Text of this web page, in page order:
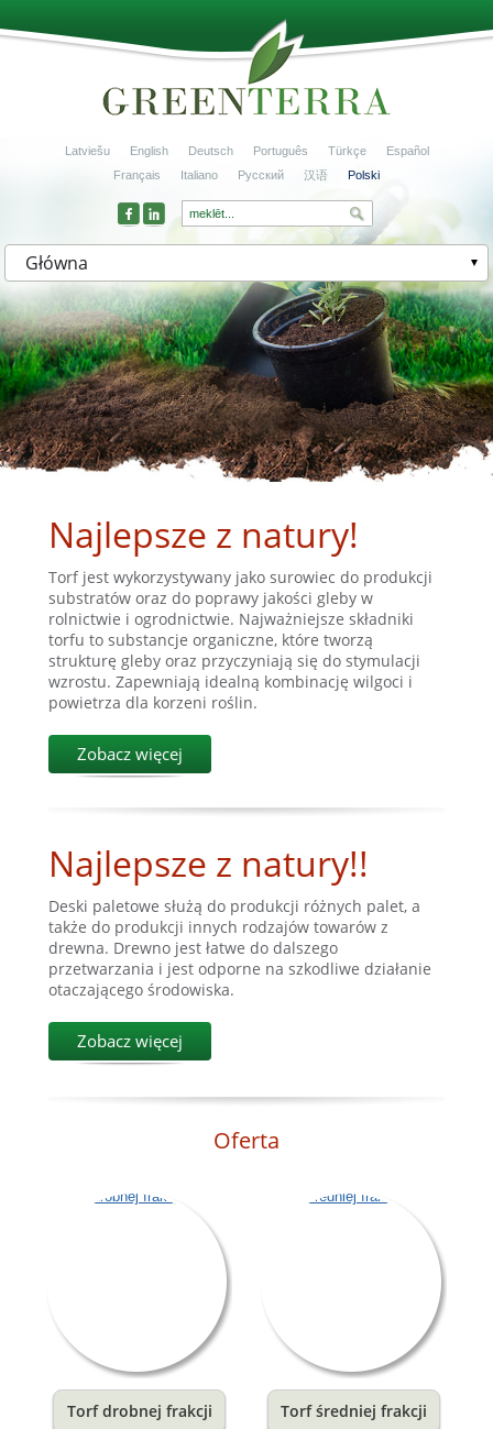
Latviešu English Deutsch Português Türkçe
Español
Français
Italiano Русский 汉语 Polski
Główna
Najlepsze z natury!
Torf jest wykorzystywany jako surowiec do produkcji
substratów oraz do poprawy jakości gleby w
rolnictwie i ogrodnictwie. Najważniejsze składniki
torfu to substancje organiczne, które tworzą
strukturę gleby oraz przyczyniają się do stymulacji
wzrostu. Zapewniają idealną kombinację wilgoci i
powietrza dla korzeni roślin.
Zobacz więcej
Najlepsze z natury!!
Deski paletowe służą do produkcji różnych palet, a
także do produkcji innych rodzajów towarów z
drewna. Drewno jest łatwe do dalszego
przetwarzania i jest odporne na szkodliwe działanie
otaczającego środowiska.
Zobacz więcej
Oferta
Torf drobnej frakcji Torf średniej frakcji